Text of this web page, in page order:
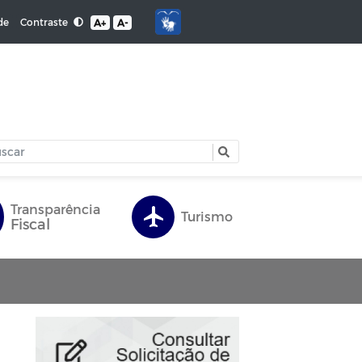
Contraste A+ A-
Transparência
Fiscal Turismo